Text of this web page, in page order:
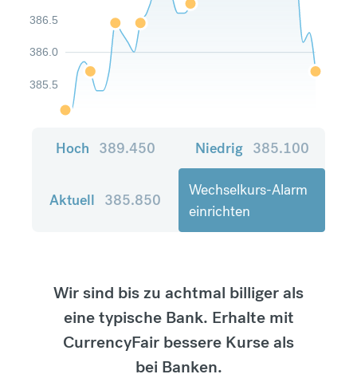
385.5
386.0
386.5
Hoch 389.450 Niedrig 385.100
Aktuell 385.850
Wechselkurs-Alarm
einrichten
Wir sind bis zu achtmal billiger als
eine typische Bank. Erhalte mit
CurrencyFair bessere Kurse als
bei Banken.